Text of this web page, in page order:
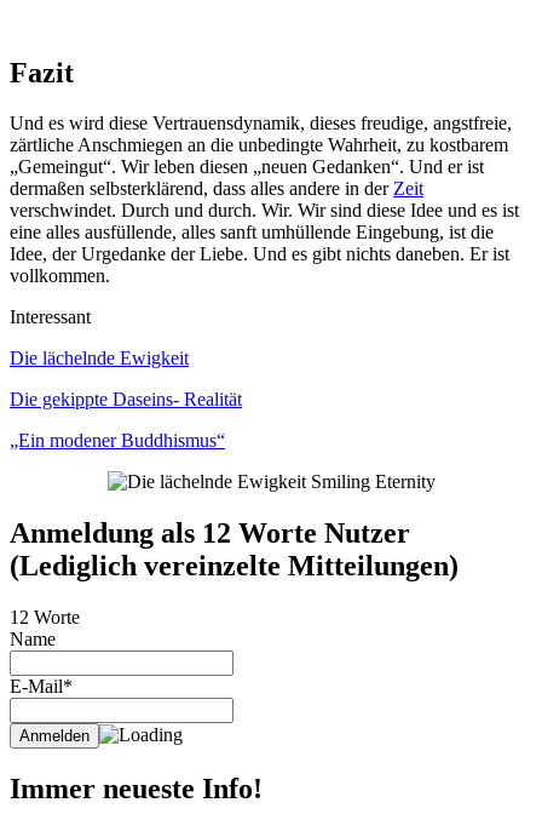
Fazit
Und es wird diese Vertrauensdynamik, dieses freudige, angstfreie,
zärtliche Anschmiegen an die unbedingte Wahrheit, zu kostbarem
„Gemeingut“. Wir leben diesen „neuen Gedanken“. Und er ist
dermaßen selbsterklärend, dass alles andere in derZeit
verschwindet. Durch und durch. Wir. Wir sind diese Idee und es ist
eine alles ausfüllende, alles sanft umhüllende Eingebung, ist die
Idee, der Urgedanke der Liebe. Und es gibt nichts daneben. Er ist
vollkommen.
Interessant
Die lächelnde Ewigkeit
Die gekippte Daseins- Realität
„Ein modener Buddhismus“
Anmeldung als 12 Worte Nutzer
(Lediglich vereinzelte Mitteilungen)
12 Worte
Name
E-Mail*
Immer neueste Info!